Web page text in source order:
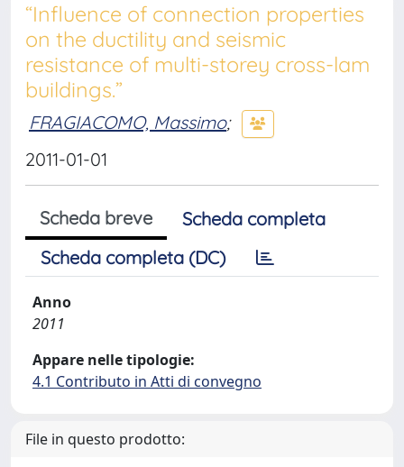
“Influence of connection properties
on the ductility and seismic
resistance of multi-storey cross-lam
buildings.”
FRAGIACOMO, Massimo;
2011-01-01
Scheda breve
Scheda completa
Scheda completa (DC)
Anno
2011
Appare nelle tipologie:
4.1 Contributo in Atti di convegno
File in questo prodotto: